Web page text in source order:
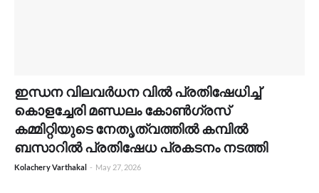
ഇന്ധന വിലവർധന വിൽ പ്രതിഷേധിച്ച്
കൊളച്ചേരി മണ്ഡലം കോൺഗ്രസ്
കമ്മിറ്റിയുടെ നേതൃത്വത്തിൽ കമ്പിൽ
ബസാറിൽ പ്രതിഷേധ പ്രകടനം നടത്തി
Kolachery Varthakal - May 27, 2026